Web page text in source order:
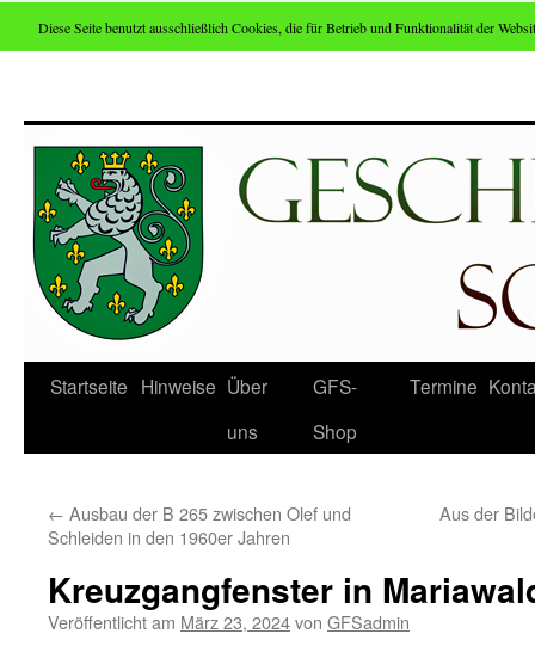
Zum
Inhalt
Startseite Hinweise Über
uns
GFS-
Shop
Termine
← Ausbau der B 265 zwischen Olef und
Schleiden in den 1960er Jahren
Aus der
Kreuzgangfenster in
Veröffentlicht am März 23, 2024von GFSadmin
Diese Seite benutzt ausschließlich Cookies, die für Betrieb und Funktionalität der